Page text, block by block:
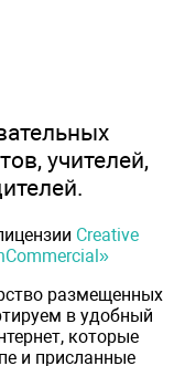
учителей,
Creative
размещенных
в удобный
которые
и присланные